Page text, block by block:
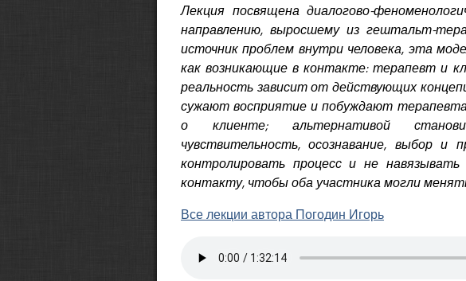
Лекция посвящена диалогово-
направлению, выросшему из гештальт-
источник проблем внутри человека, эта
как возникающие в контакте: терапевт и
реальность зависит от действующих
сужают восприятие и побуждают
о клиенте; альтернативой
чувствительность, осознавание, выбор
контролировать процесс и не
контакту, чтобы оба участника могли
Все лекции автора Погодин Игорь